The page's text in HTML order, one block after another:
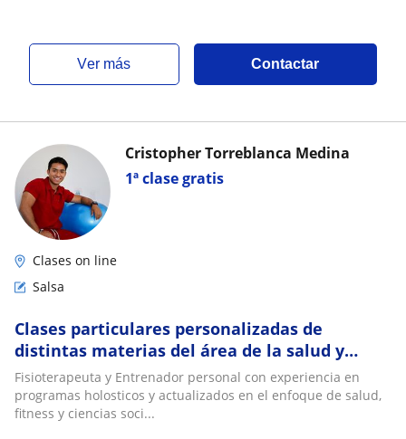
ver más Contactar
1ª clase gratis
Cristopher Torreblanca Medina
Clases on line
Salsa
Clases particulares personalizadas de
distintas materias del área de la salud y
ciencias sociales
Fisioterapeuta y Entrenador personal con experiencia en
programas holosticos y actualizados en el enfoque de salud,
fitness y ciencias soci...